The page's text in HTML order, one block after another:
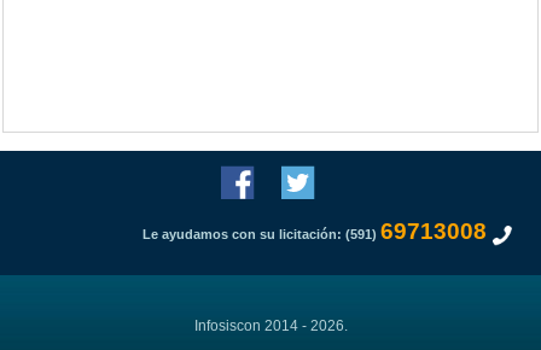
Le ayudamos con su licitación: (591) 69713008
Infosiscon 2014 - 2026.